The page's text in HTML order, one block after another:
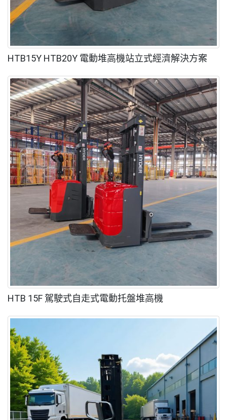
HTB15Y HTB20Y 電動堆高機站立式經濟解決方案
HTB 15F 駕駛式自走式電動托盤堆高機